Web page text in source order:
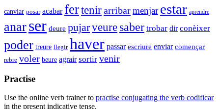
canviar posar acabar fertenirarribarmenjar estar aprendre
anarser deure pujarveuresaber trobar dir conèixer
poder treure llegir haver passar escriure enviar començar
rebre voler beure agrair sortir venir
Practise
Use the online verb trainer to practise conjugating the verb codificar
in the present indicative tense.